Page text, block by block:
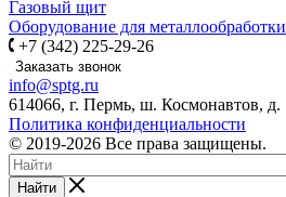
Газовый щит
Оборудование для металлообработки
+7 (342) 225-29-26
Заказать звонок
info@sptg.ru
614066, г. Пермь, ш. Космонавтов, д.
Политика конфиденциальности
© 2019-2026 Все права защищены.
Найти